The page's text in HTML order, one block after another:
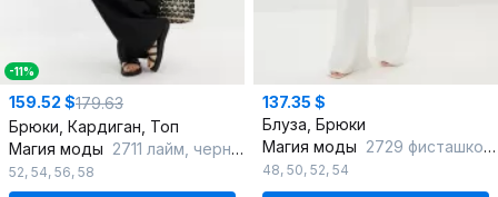
-11%
159.52 $179.63
Брюки, Кардиган, Топ
Магия моды 2711 лайм, черный, белый
52, 54, 56, 58
137.35 $
Блуза, Брюки
Магия моды 2729 фисташковый, белый
48, 50, 52, 54